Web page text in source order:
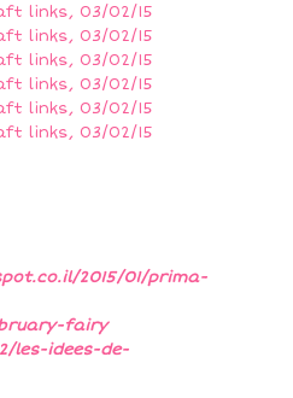
2015/01/prima-
fairy
les-idees-de-